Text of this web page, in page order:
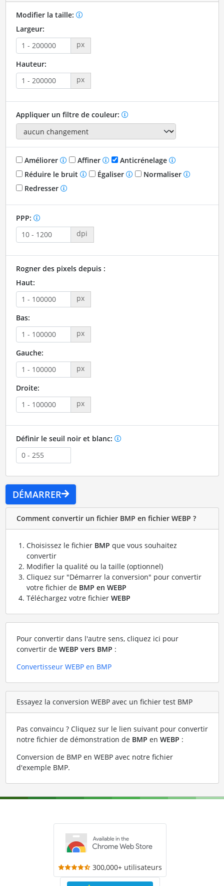
Modifier la taille:
Largeur:
px
Hauteur:
px
Appliquer un filtre de couleur:
Améliorer Affiner
Anticrénelage
Réduire le bruit
Égaliser
Normaliser
Redresser
PPP:
dpi
Rogner des pixels depuis :
Haut:
px
Bas:
px
Gauche:
px
Droite:
px
Définir le seuil noir et blanc:
DÉMARRER
Comment convertir un fichier BMP en fichier WEBP ?
Choisissez le fichier BMP que vous souhaitez
convertir
Modifier la qualité ou la taille (optionnel)
Cliquez sur "Démarrer la conversion" pour convertir
votre fichier de BMP en WEBP
Téléchargez votre fichier WEBP
Pour convertir dans l'autre sens, cliquez ici pour
convertir de WEBP vers BMP :
Convertisseur WEBP en BMP
Essayez la conversion WEBP avec un fichier test BMP
Pas convaincu ? Cliquez sur le lien suivant pour convertir
notre fichier de démonstration de BMP en WEBP :
Conversion de BMP en WEBP avec notre fichier
d'exemple BMP.
300,000+ utilisateurs